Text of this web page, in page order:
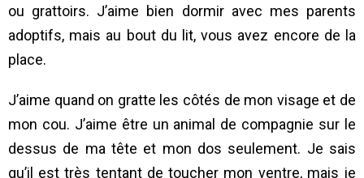
ou grattoirs. J’aime bien dormir avec mes parents
adoptifs, mais au bout du lit, vous avez encore de la
place.
J’aime quand on gratte les côtés de mon visage et de
mon cou. J’aime être un animal de compagnie sur le
dessus de ma tête et mon dos seulement. Je sais
qu’il est très tentant de toucher mon ventre, mais je